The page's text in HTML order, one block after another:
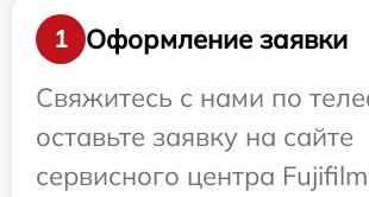
1
Оформление заявки
Свяжитесь с нами по
оставьте заявку на сайте
сервисного центра